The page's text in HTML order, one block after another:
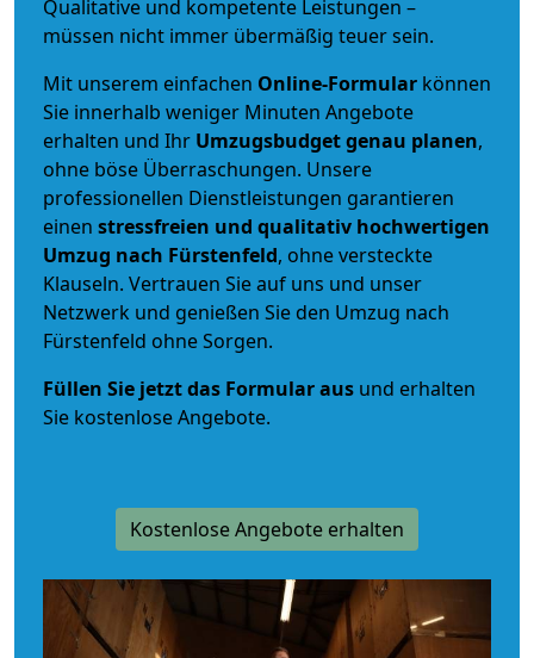
Qualitative und kompetente Leistungen –
müssen nicht immer übermäßig teuer sein.
Mit unserem einfachen Online-Formular können
Sie innerhalb weniger Minuten Angebote
erhalten und Ihr Umzugsbudgetgenau planen,
ohne böse Überraschungen. Unsere
professionellen Dienstleistungen garantieren
einen stressfreien und qualitativ hochwertigen
Umzug nach Fürstenfeld, ohne versteckte
Klauseln. Vertrauen Sie auf uns und unser
Netzwerk und genießen Sie den Umzug nach
Fürstenfeld ohne Sorgen.
Füllen Sie jetzt das Formular aus und erhalten
Sie kostenlose Angebote.
Kostenlose Angebote erhalten